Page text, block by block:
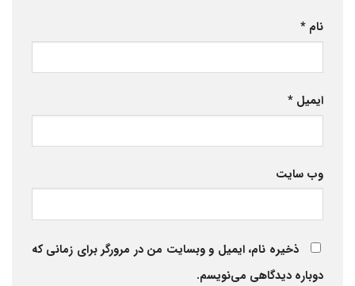
نام *
ایمیل *
وب‌ سایت
ذخیره نام، ایمیل و وبسایت من در مرورگر برای زمانی که
دوباره دیدگاهی می‌نویسم.